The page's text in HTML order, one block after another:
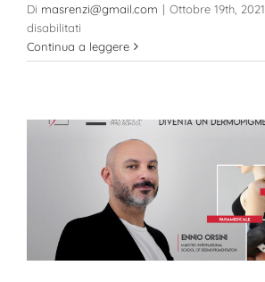
Di masrenzi@gmail.com | Ottobre 19th, 2021
disabilitati
Trucco
Semipermanente
Continua a leggere